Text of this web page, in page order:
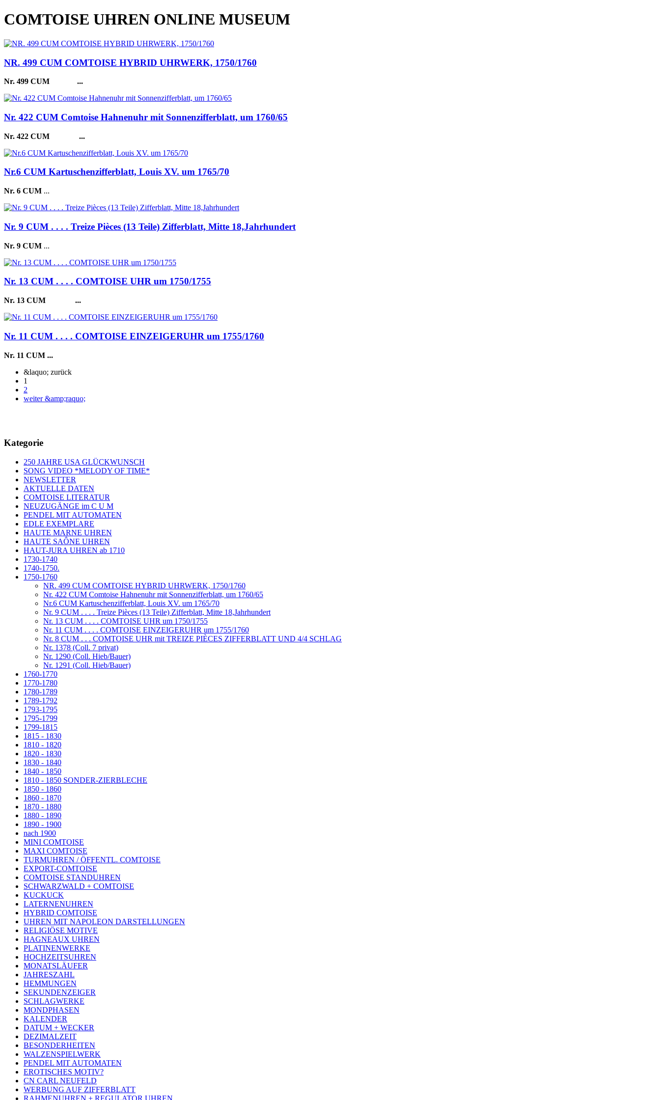
COMTOISE UHREN ONLINE MUSEUM
NR. 499 CUM COMTOISE HYBRID UHRWERK, 1750/1760
Nr. 499 CUM ...
Nr. 422 CUM Comtoise Hahnenuhr mit Sonnenzifferblatt, um 1760/65
Nr. 422 CUM ...
Nr.6 CUM Kartuschenzifferblatt, Louis XV. um 1765/70
Nr. 6 CUM ...
Nr. 9 CUM . . . . Treize Pièces (13 Teile) Zifferblatt, Mitte 18,Jahrhundert
Nr. 9 CUM ...
Nr. 13 CUM . . . . COMTOISE UHR um 1750/1755
Nr. 13 CUM ...
Nr. 11 CUM . . . . COMTOISE EINZEIGERUHR um 1755/1760
Nr. 11 CUM ...
&laquo; zurück
1
2
weiter &amp;raquo;
Kategorie
250 JAHRE USA GLÜCKWUNSCH
SONG VIDEO *MELODY OF TIME*
NEWSLETTER
AKTUELLE DATEN
COMTOISE LITERATUR
NEUZUGÄNGE im C U M
PENDEL MIT AUTOMATEN
EDLE EXEMPLARE
HAUTE MARNE UHREN
HAUTE SAÔNE UHREN
HAUT-JURA UHREN ab 1710
1730-1740
1740-1750.
1750-1760
NR. 499 CUM COMTOISE HYBRID UHRWERK, 1750/1760
Nr. 422 CUM Comtoise Hahnenuhr mit Sonnenzifferblatt, um 1760/65
Nr.6 CUM Kartuschenzifferblatt, Louis XV. um 1765/70
Nr. 9 CUM . . . . Treize Pièces (13 Teile) Zifferblatt, Mitte 18,Jahrhundert
Nr. 13 CUM . . . . COMTOISE UHR um 1750/1755
Nr. 11 CUM . . . . COMTOISE EINZEIGERUHR um 1755/1760
Nr. 8 CUM . . . COMTOISE UHR mit TREIZE PIÈCES ZIFFERBLATT UND 4/4 SCHLAG
Nr. 1378 (Coll. 7 privat)
Nr. 1290 (Coll. Hieb/Bauer)
Nr. 1291 (Coll. Hieb/Bauer)
1760-1770
1770-1780
1780-1789
1789-1792
1793-1795
1795-1799
1799-1815
1815 - 1830
1810 - 1820
1820 - 1830
1830 - 1840
1840 - 1850
1810 - 1850 SONDER-ZIERBLECHE
1850 - 1860
1860 - 1870
1870 - 1880
1880 - 1890
1890 - 1900
nach 1900
MINI COMTOISE
MAXI COMTOISE
TURMUHREN / ÖFFENTL. COMTOISE
EXPORT-COMTOISE
COMTOISE STANDUHREN
SCHWARZWALD + COMTOISE
KUCKUCK
LATERNENUHREN
HYBRID COMTOISE
UHREN MIT NAPOLEON DARSTELLUNGEN
RELIGIÖSE MOTIVE
HAGNEAUX UHREN
PLATINENWERKE
HOCHZEITSUHREN
MONATSLÄUFER
JAHRESZAHL
HEMMUNGEN
SEKUNDENZEIGER
SCHLAGWERKE
MONDPHASEN
KALENDER
DATUM + WECKER
DEZIMALZEIT
BESONDERHEITEN
WALZENSPIELWERK
PENDEL MIT AUTOMATEN
EROTISCHES MOTIV?
CN CARL NEUFELD
WERBUNG AUF ZIFFERBLATT
RAHMENUHREN + REGULATOR UHREN